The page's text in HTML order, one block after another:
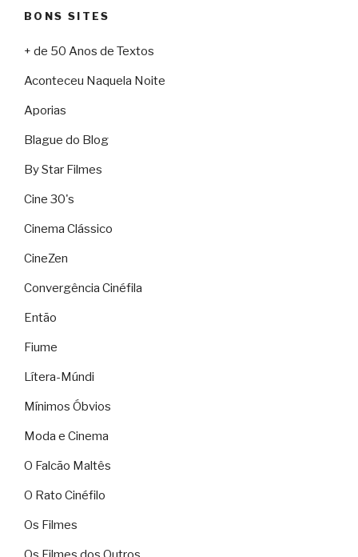
BONS SITES
+ de 50 Anos de Textos
Aconteceu Naquela Noite
Aporias
Blague do Blog
By Star Filmes
Cine 30's
Cinema Clássico
CineZen
Convergência Cinéfila
Então
Fiume
Lítera-Múndi
Mínimos Óbvios
Moda e Cinema
O Falcão Maltês
O Rato Cinéfilo
Os Filmes